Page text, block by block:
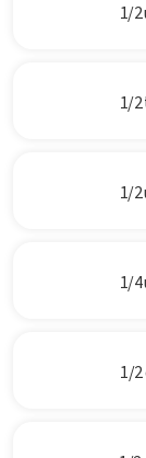
1/2
1/
1/2
1/4
1/